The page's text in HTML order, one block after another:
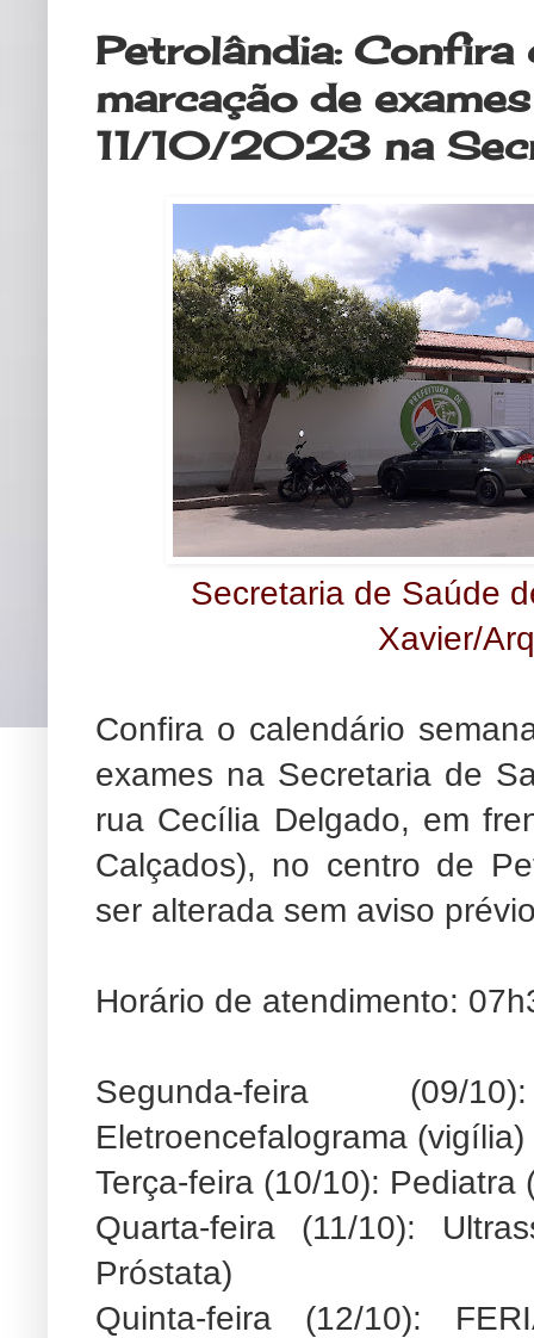
Petrolândia: Confira
marcação de
11/10/2023 na
Secretaria de Saúde
Xavier/
Confira o calendário
exames na Secretaria de
rua Cecília Delgado, em
Calçados), no centro de
ser alterada sem aviso
Horário de atendimento:
Segunda-feira (09/
Eletroencefalograma (vigília)
Terça-feira (10/10): Pediatra
Quarta-feira (11/10):
Próstata)
Quinta-feira (12/10):